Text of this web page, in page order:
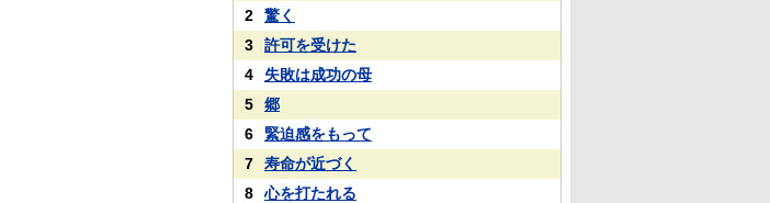
2
驚く
3
許可を受けた
4
失敗は成功の母
5
郷
6
緊迫感をもって
7
寿命が近づく
8
心を打たれる